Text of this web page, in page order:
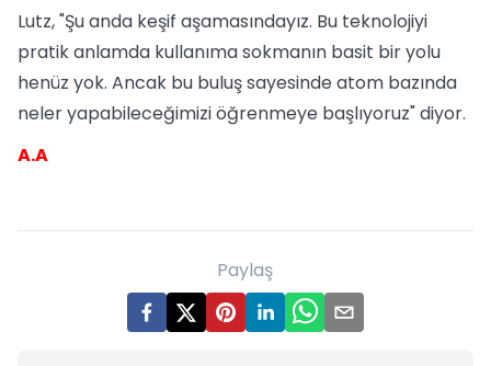
Lutz, "Şu anda keşif aşamasındayız. Bu teknolojiyi
pratik anlamda kullanıma sokmanın basit bir yolu
henüz yok. Ancak bu buluş sayesinde atom bazında
neler yapabileceğimizi öğrenmeye başlıyoruz" diyor.
A.A
Paylaş